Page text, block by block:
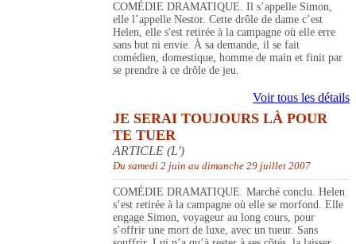
COMÉDIE DRAMATIQUE. Il s’appelle Simon,
elle l’appelle Nestor. Cette drôle de dame c’est
Helen, elle s'est retirée à la campagne où elle erre
sans but ni envie. À sa demande, il se fait
comédien, domestique, homme de main et finit par
se prendre à ce drôle de jeu.
Voir tous les détails
JE SERAI TOUJOURS LÀ POUR
TE TUER
ARTICLE (L')
Du samedi 2 juin au dimanche 29 juillet 2007
COMÉDIE DRAMATIQUE. Marché conclu. Helen
s’est retirée à la campagne où elle se morfond. Elle
engage Simon, voyageur au long cours, pour
s’offrir une mort de luxe, avec un tueur. Sans